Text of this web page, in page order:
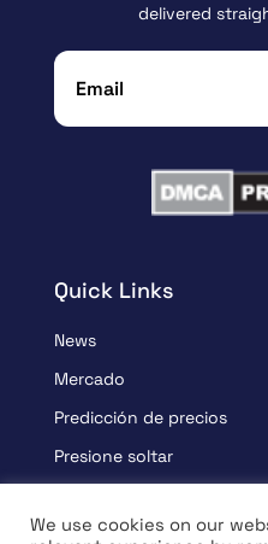
Quick Links
News
Mercado
Predicción de precios
Presione soltar
Aprender
delivered
We use cookies on our